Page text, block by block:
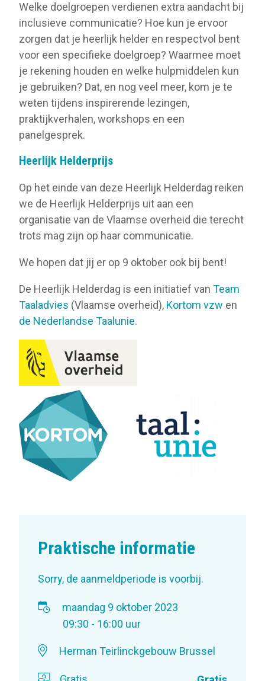
Welke doelgroepen verdienen extra aandacht bij
inclusieve communicatie? Hoe kun je ervoor
zorgen dat je heerlijk helder en respectvol bent
voor een specifieke doelgroep? Waarmee moet
je rekening houden en welke hulpmiddelen kun
je gebruiken? Dat, en nog veel meer, kom je te
weten tijdens inspirerende lezingen,
praktijkverhalen, workshops en een
panelgesprek.
Heerlijk Helderprijs
Op het einde van deze Heerlijk Helderdag reiken
we de Heerlijk Helderprijs uit aan een
organisatie van de Vlaamse overheid die terecht
trots mag zijn op haar communicatie.
We hopen dat jij er op 9 oktober ook bij bent!
De Heerlijk Helderdag is een initiatief van Team
Taaladvies (Vlaamse overheid), Kortom vzw en
de Nederlandse Taalunie.
Praktische informatie
Sorry, de aanmeldperiode is voorbij.
maandag 9 oktober 2023
09:30 - 16:00 uur
Herman Teirlinckgebouw Brussel